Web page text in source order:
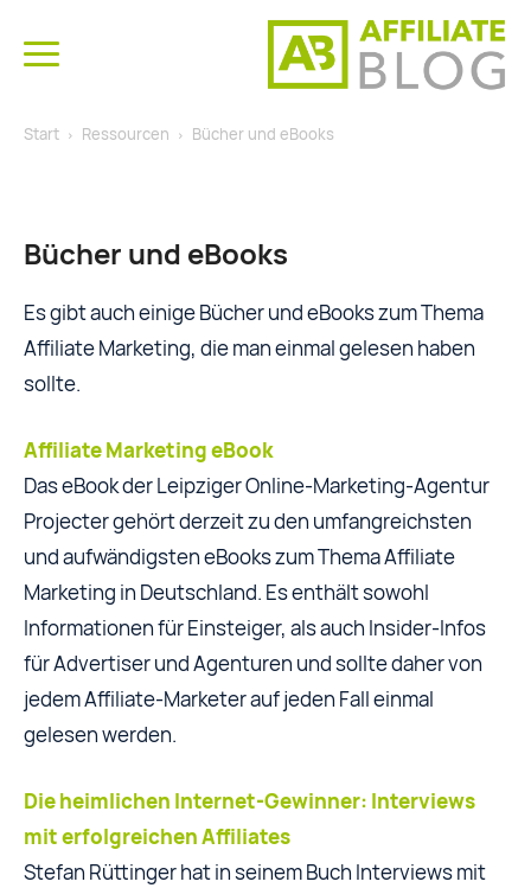
Start Ressourcen Bücher und eBooks
Bücher und eBooks
Es gibt auch einige Bücher und eBooks zum Thema
Affiliate Marketing, die man einmal gelesen haben
sollte.
Affiliate Marketing eBook
Das eBook der Leipziger Online-Marketing-Agentur
Projecter gehört derzeit zu den umfangreichsten
und aufwändigsten eBooks zum Thema Affiliate
Marketing in Deutschland. Es enthält sowohl
Informationen für Einsteiger, als auch Insider-Infos
für Advertiser und Agenturen und sollte daher von
jedem Affiliate-Marketer auf jeden Fall einmal
gelesen werden.
Die heimlichen Internet-Gewinner: Interviews
mit erfolgreichen Affiliates
Stefan Rüttinger hat in seinem Buch Interviews mit